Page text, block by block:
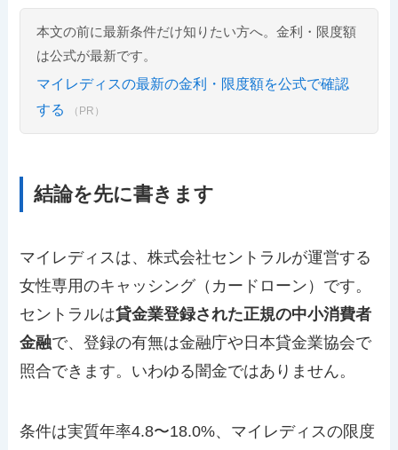
本文の前に最新条件だけ知りたい方へ。金利・限度額
は公式が最新です。
マイレディスの最新の金利・限度額を公式で確認
する
（PR）
結論を先に書きます
マイレディスは、株式会社セントラルが運営する
女性専用のキャッシング（カードローン）です。
セントラルは貸金業登録された正規の中小消費者
金融で、登録の有無は金融庁や日本貸金業協会で
照合できます。いわゆる闇金ではありません。
条件は実質年率4.8〜18.0%、マイレディスの限度